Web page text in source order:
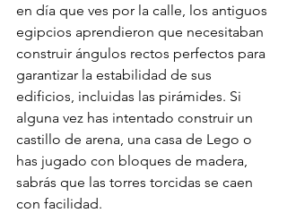
en día que ves por la calle, los antiguos
egipcios aprendieron que necesitaban
construir ángulos rectos perfectos para
garantizar la estabilidad de sus
edificios, incluidas las pirámides. Si
alguna vez has intentado construir un
castillo de arena, una casa de Lego o
has jugado con bloques de madera,
sabrás que las torres torcidas se caen
con facilidad.